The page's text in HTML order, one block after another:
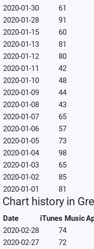
2020-01-30
61
2020-01-28
91
2020-01-15
60
2020-01-13
81
2020-01-12
80
2020-01-11
42
2020-01-10
48
2020-01-09
44
2020-01-08
43
2020-01-07
65
2020-01-06
57
2020-01-05
73
2020-01-04
98
2020-01-03
65
2020-01-02
85
2020-01-01
81
Chart history in
Date iTunes Music
2020-02-28
74
2020-02-27
72